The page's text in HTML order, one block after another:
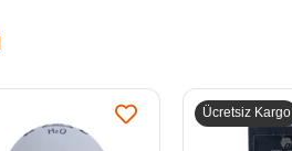
Ücretsiz Kargo